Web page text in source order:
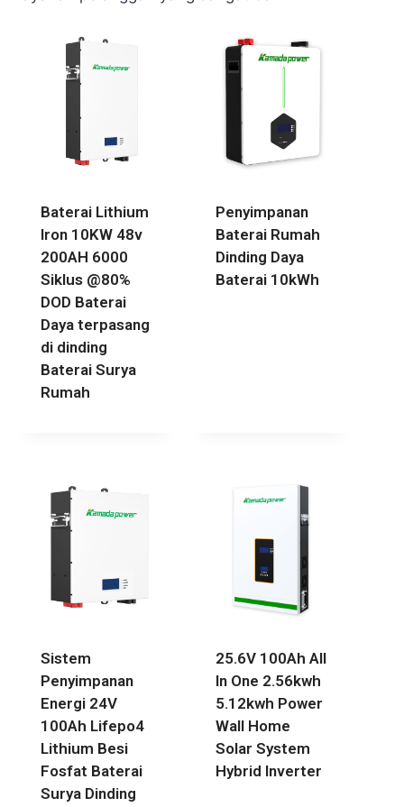
Baterai Lithium
Iron 10KW 48v
200AH 6000
Siklus @80%
DOD Baterai
Daya terpasang
di dinding
Baterai Surya
Rumah
Penyimpanan
Baterai Rumah
Dinding Daya
Baterai 10kWh
Sistem
Penyimpanan
Energi 24V
100Ah Lifepo4
Lithium Besi
Fosfat Baterai
Surya Dinding
25.6V 100Ah All
In One 2.56kwh
5.12kwh Power
Wall Home
Solar System
Hybrid Inverter